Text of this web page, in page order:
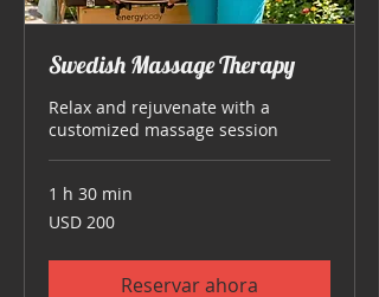
Swedish Massage Therapy
Relax and rejuvenate with a
customized massage session
1 h 30 min
200
dólares
USD 200
Reservar ahora